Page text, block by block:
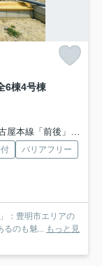
6棟4号棟
線「前後」駅 徒歩22分
バリアフリー
：豊明市エリアの
るのも魅... もっと見